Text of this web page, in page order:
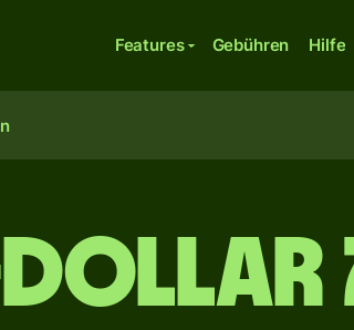
Features Gebühren Hilfe
Dollar